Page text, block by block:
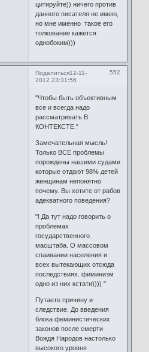
цитируйте)) ничего против
данного писателя не имею,
но мне именно такое его
толкование кажется
однобоким)))
Поделиться 552
12-11-
2012 23:31:56
"Чтобы быть объективным
все и всегда надо
рассматривать В
КОНТЕКСТЕ."
Замечательная мысль!
Только ВСЕ проблемы
порождены нашими судами
которые отдают 98% детей
женщинам непонятно
почему. Вы хотите от рабов
адекватного поведения?
"! Да тут надо говорить о
проблемах
государственного
масштаба. О массовом
спаивании населения и
всех вытекающих отсюда
последствиях. фиминизм
одно из них кстати)))) "
Путаете причину и
следствие. До введения
блока феминистических
законов после смерти
Вождя Народов настолько
высокого уровня